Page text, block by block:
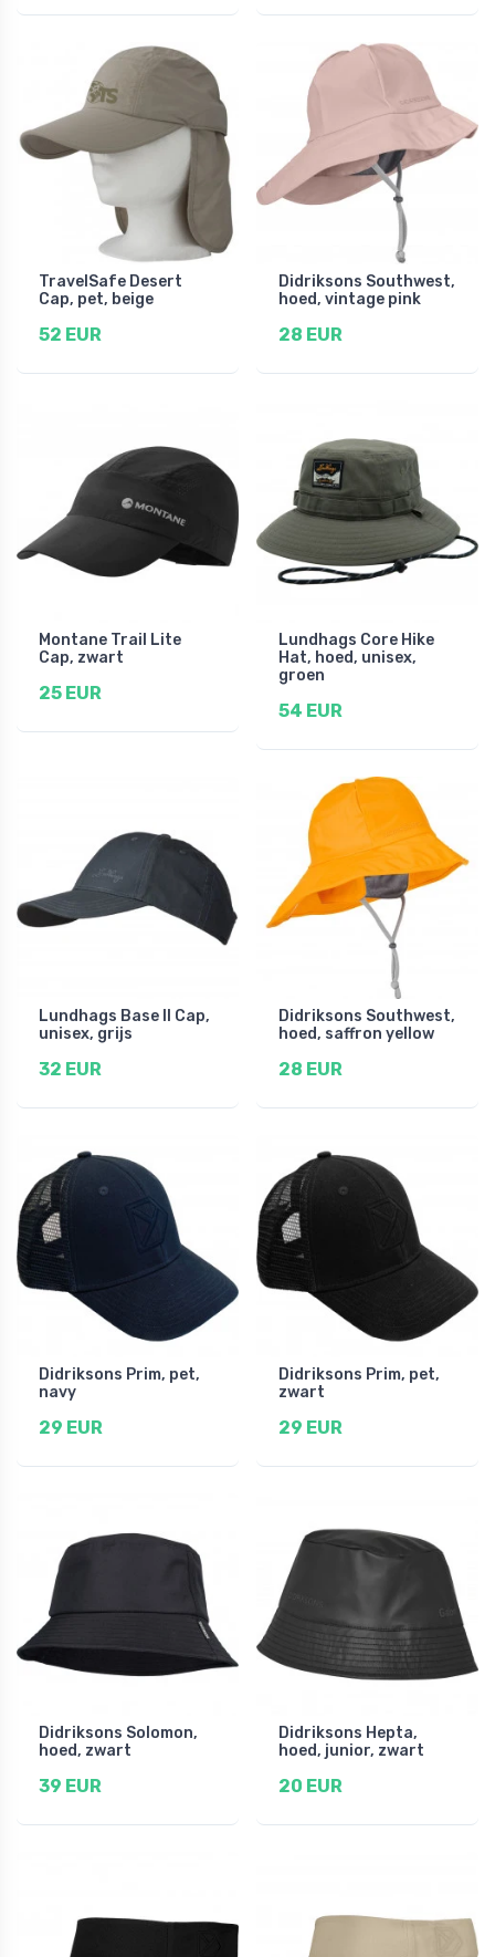
TravelSafe Desert
Cap, pet, beige
52 EUR
Didriksons Southwest,
hoed, vintage pink
28 EUR
Montane Trail Lite
Cap, zwart
25 EUR
Lundhags Core Hike
Hat, hoed, unisex,
groen
54 EUR
Lundhags Base II Cap,
unisex, grijs
32 EUR
Didriksons Southwest,
hoed, saffron yellow
28 EUR
Didriksons Prim, pet,
navy
29 EUR
Didriksons Prim, pet,
zwart
29 EUR
Didriksons Solomon,
hoed, zwart
39 EUR
Didriksons Hepta,
hoed, junior, zwart
20 EUR